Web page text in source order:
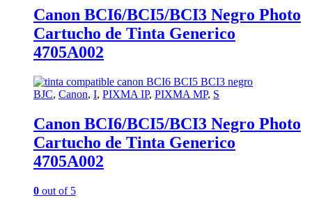
Canon BCI6/BCI5/BCI3 Negro Photo
Cartucho de Tinta Generico
4705A002
BJC, Canon, I, PIXMA IP, PIXMA MP, S
Canon BCI6/BCI5/BCI3 Negro Photo
Cartucho de Tinta Generico
4705A002
0 out of 5